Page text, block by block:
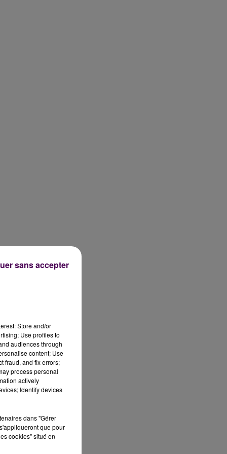
Store and/or
Use profiles to
audiences through
content; Use
fraud, and fix errors;
process personal
actively
Identify devices
dans "Gérer
que pour
cookies" situé en
sans accepter